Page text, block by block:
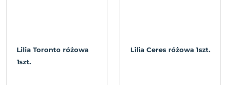
Lilia Toronto różowa
1szt.
Lilia Ceres różowa 1szt.